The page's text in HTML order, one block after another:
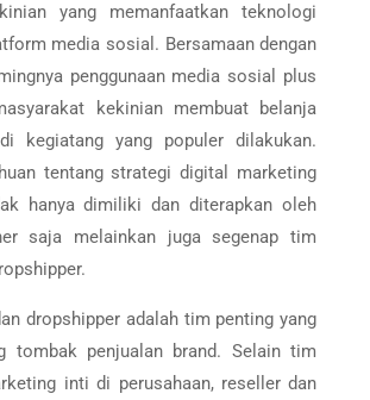
yang memanfaatkan teknologi
media sosial. Bersamaan dengan
penggunaan media sosial plus
kekinian membuat belanja
kegiatang yang populer dilakukan.
tentang strategi digital marketing
hanya dimiliki dan diterapkan oleh
saja melainkan juga segenap tim
dropshipper adalah tim penting yang
tombak penjualan brand. Selain tim
inti di perusahaan, reseller dan